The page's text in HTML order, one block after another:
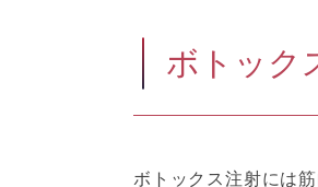
ボトック
ボトックス注射には